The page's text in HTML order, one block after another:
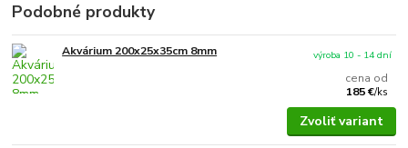
Podobné produkty
Akvárium 200x25x35cm 8mm
cena od
185 €/ks
výroba 10 - 14 dní
Zvoliť variant